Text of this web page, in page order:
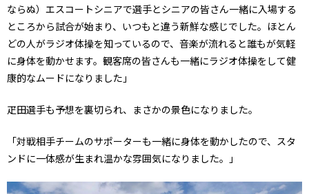
ならぬ）エスコートシニアで選手とシニアの皆さん一緒に入場する
ところから試合が始まり、いつもと違う新鮮な感じでした。ほとん
どの人がラジオ体操を知っているので、音楽が流れると誰もが気軽
に身体を動かせます。観客席の皆さんも一緒にラジオ体操をして健
康的なムードになりました」
疋田選手も予想を裏切られ、まさかの景色になりました。
「対戦相手チームのサポーターも一緒に身体を動かしたので、スタ
ンドに一体感が生まれ温かな雰囲気になりました。」